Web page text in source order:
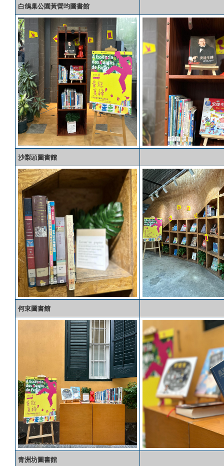
白鴿巢公園黃營均圖書館
沙梨頭圖書館
何東圖書館
青洲坊圖書館